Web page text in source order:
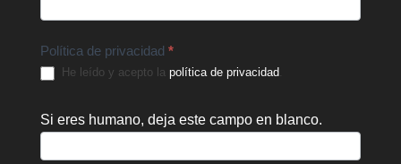
Política de privacidad *
He leído y acepto la política de privacidad.
Si eres humano, deja este campo en blanco.